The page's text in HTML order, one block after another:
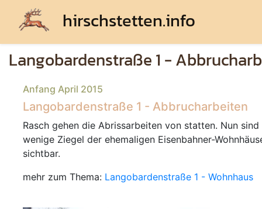
hirschstetten.info
Langobardenstraße 1 -
Anfang April 2015
Langobardenstraße 1 - Abbrucharbeiten
Rasch gehen die Abrissarbeiten von statten. Nun
wenige Ziegel der ehemaligen Eisenbahner-
sichtbar.
mehr zum Thema: Langobardenstraße 1 - Wohnhaus